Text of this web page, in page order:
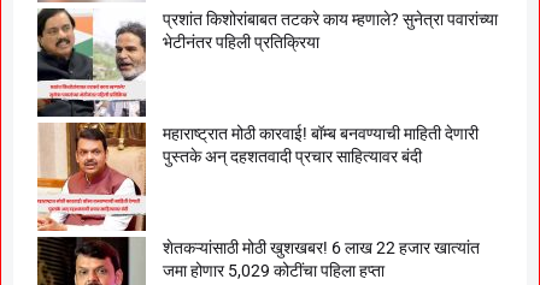
प्रशांत किशोरांबाबत तटकरे काय म्हणाले? सुनेत्रा पवारांच्या
भेटीनंतर पहिली प्रतिक्रिया
महाराष्ट्रात मोठी कारवाई! बॉम्ब बनवण्याची माहिती देणारी
पुस्तके अन् दहशतवादी प्रचार साहित्यावर बंदी
शेतकऱ्यांसाठी मोठी खुशखबर! 6 लाख 22 हजार खात्यांत
जमा होणार 5,029 कोटींचा पहिला हप्ता